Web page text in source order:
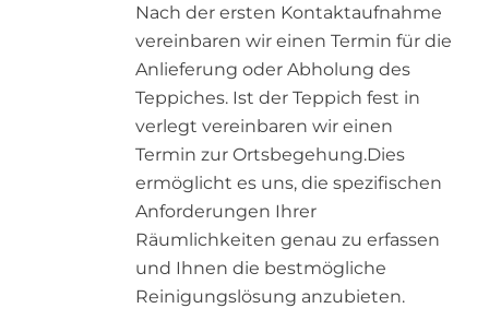
Nach der ersten Kontaktaufnahme
vereinbaren wir einen Termin für die
Anlieferung oder Abholung des
Teppiches. Ist der Teppich fest in
verlegt vereinbaren wir einen
Termin zur Ortsbegehung.Dies
ermöglicht es uns, die spezifischen
Anforderungen Ihrer
Räumlichkeiten genau zu erfassen
und Ihnen die bestmögliche
Reinigungslösung anzubieten.